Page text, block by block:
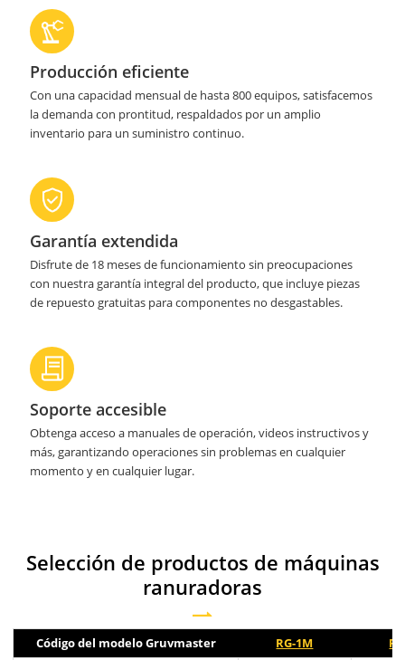
Producción eficiente
Con una capacidad mensual de hasta 800 equipos, satisfacemos
la demanda con prontitud, respaldados por un amplio
inventario para un suministro continuo.
Garantía extendida
Disfrute de 18 meses de funcionamiento sin preocupaciones
con nuestra garantía integral del producto, que incluye piezas
de repuesto gratuitas para componentes no desgastables.
Soporte accesible
Obtenga acceso a manuales de operación, videos instructivos y
más, garantizando operaciones sin problemas en cualquier
momento y en cualquier lugar.
Selección de productos de máquinas
ranuradoras
Código del modelo Gruvmaster RG-1M